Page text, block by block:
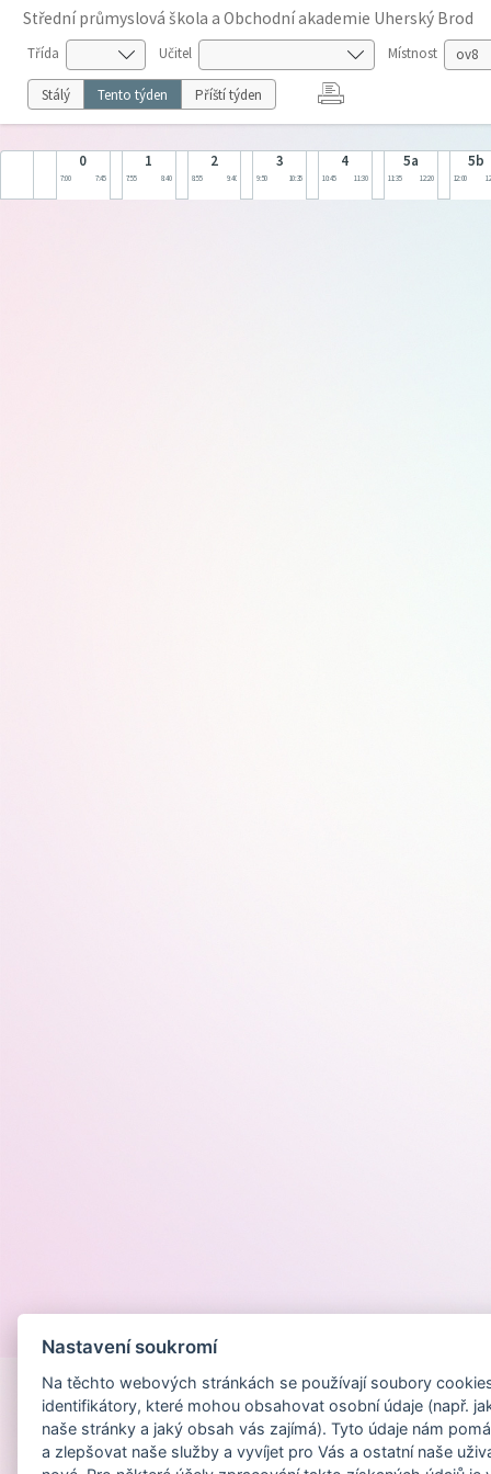
Střední průmyslová škola a Obchodní akademie Uherský Brod
Třída Učitel Místnost
Stálý Tento týden Příští týden
0
7:00 7:45
1
7:55 8:40
2
8:55 9:40
3
9:50 10:35
4
10:45 11:30
5a
11:35 12:20
5b
12:00
Nastavení soukromí
Na těchto webových stránkách se používají soubory
identifikátory, které mohou obsahovat osobní údaje (např.
naše stránky a jaký obsah vás zajímá). Tyto údaje nám
a zlepšovat naše služby a vyvíjet pro Vás a ostatní naše